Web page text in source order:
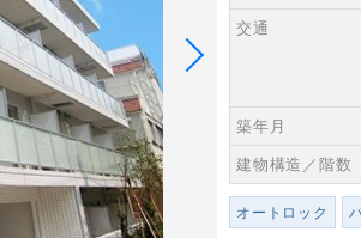
交通
築年月
建物構造／階数
オートロック